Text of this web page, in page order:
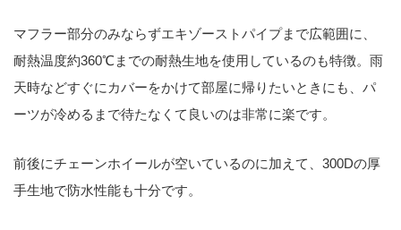
マフラー部分のみならずエキゾーストパイプまで広範囲に、
耐熱温度約360℃までの耐熱生地を使用しているのも特徴。雨
天時などすぐにカバーをかけて部屋に帰りたいときにも、パ
ーツが冷めるまで待たなくて良いのは非常に楽です。
前後にチェーンホイールが空いているのに加えて、300Dの厚
手生地で防水性能も十分です。